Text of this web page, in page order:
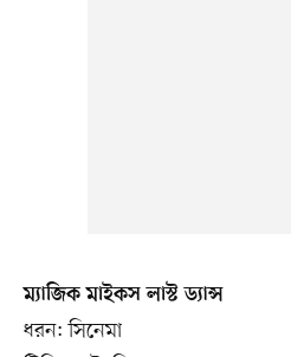
ম্যাজিক মাইকস লাস্ট ড্যান্স
ধরন: সিনেমা